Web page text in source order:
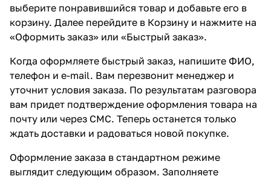
выберите понравившийся товар и добавьте его в
корзину. Далее перейдите в Корзину и нажмите на
«Оформить заказ» или «Быстрый заказ».
Когда оформляете быстрый заказ, напишите ФИО,
телефон и e-mail. Вам перезвонит менеджер и
уточнит условия заказа. По результатам разговора
вам придет подтверждение оформления товара на
почту или через СМС. Теперь останется только
ждать доставки и радоваться новой покупке.
Оформление заказа в стандартном режиме
выглядит следующим образом. Заполняете